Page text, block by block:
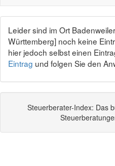
Leider sind im Ort
Württemberg] noch keine
hier jedoch selbst einen
Eintrag und folgen Sie den
Steuerberater-Index: Das